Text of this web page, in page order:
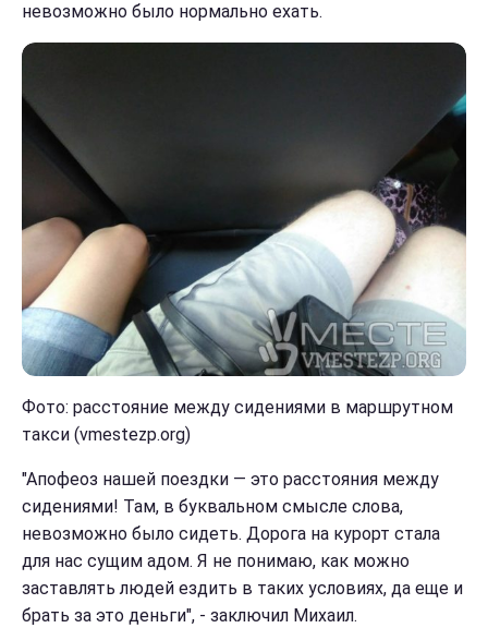
невозможно было нормально ехать.
Фото: расстояние между сидениями в маршрутном
такси (vmestezp.org)
"Апофеоз нашей поездки — это расстояния между
сидениями! Там, в буквальном смысле слова,
невозможно было сидеть. Дорога на курорт стала
для нас сущим адом. Я не понимаю, как можно
заставлять людей ездить в таких условиях, да еще и
брать за это деньги", - заключил Михаил.